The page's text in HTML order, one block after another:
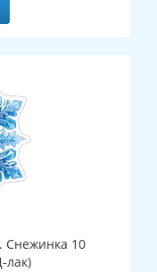
Снежинка 10
лак)